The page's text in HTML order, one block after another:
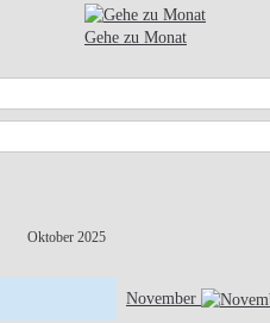
Gehe zu Monat
Oktober 2025
November